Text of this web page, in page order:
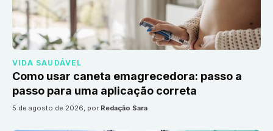
VIDA SAUDÁVEL
Como usar caneta emagrecedora: passo a
passo para uma aplicação correta
5 de agosto de 2026, por Redação Sara